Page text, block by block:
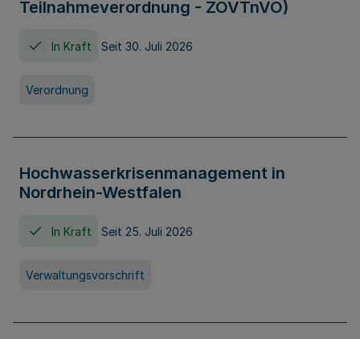
Teilnahmeverordnung - ZOVTnVO)
In Kraft Seit 30. Juli 2026
Verordnung
Hochwasserkrisenmanagement in
Nordrhein-Westfalen
In Kraft Seit 25. Juli 2026
Verwaltungsvorschrift